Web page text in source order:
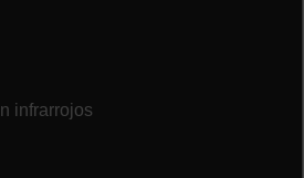
infrarrojos